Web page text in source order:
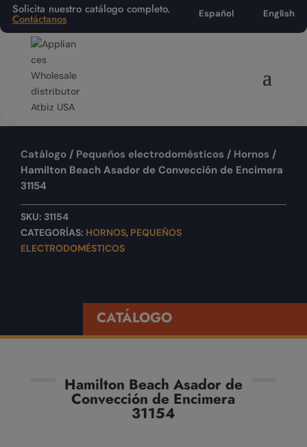
Solicita nuestro catálogo completo.
Contáctanos Español English
Catálogo / Pequeños electrodomésticos / Hornos /
Hamilton Beach Asador de Convección de Encimera
31154
SKU: 31154
CATEGORÍAS: HORNOS, PEQUEÑOS
ELECTRODOMÉSTICOS
CATÁLOGO
Hamilton Beach Asador de
Convección de Encimera
31154